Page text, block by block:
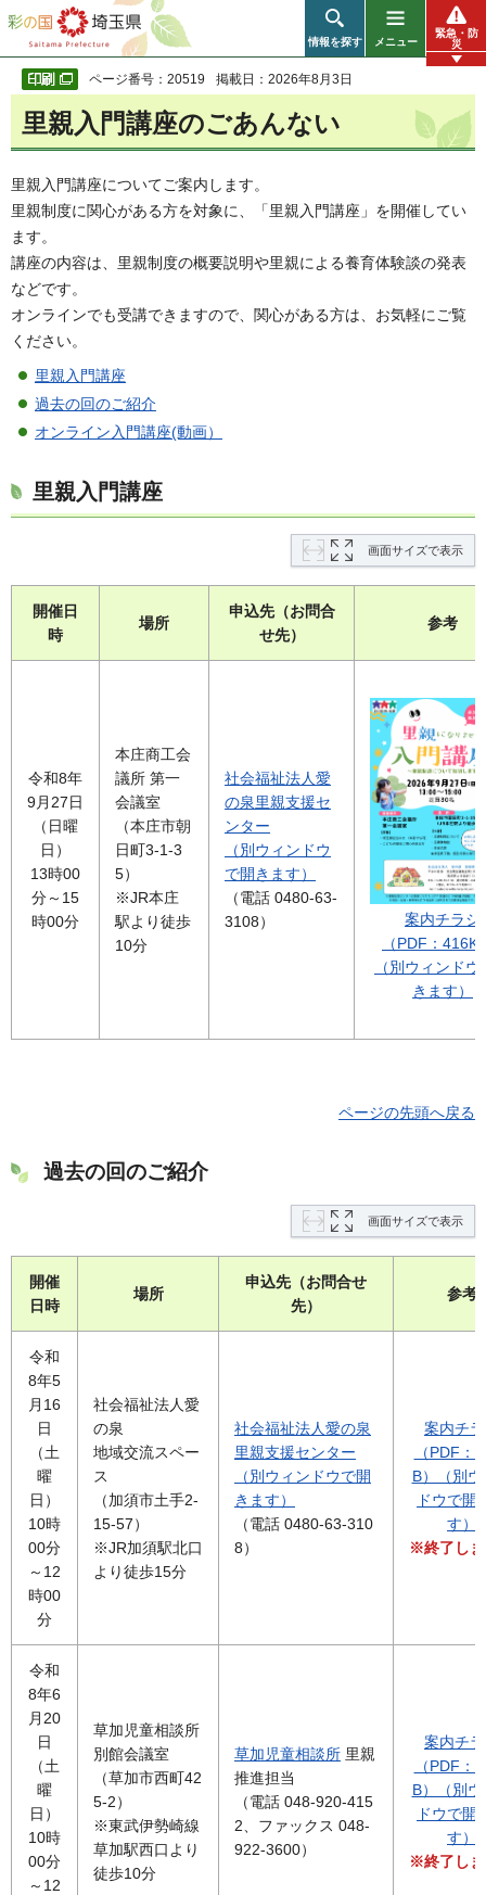
彩の国 埼玉県
情報を探す メニュー
緊急・防
災
ページ番号：20519 掲載日：2026年8月3日
里親入門講座のごあんない
里親入門講座についてご案内します。
里親制度に関心がある方を対象に、「里親入門講座」を開催してい
ます。
講座の内容は、里親制度の概要説明や里親による養育体験談の発表
などです。
オンラインでも受講できますので、関心がある方は、お気軽にご覧
ください。
里親入門講座
過去の回のご紹介
オンライン入門講座(動画）
里親入門講座
画面サイズで表示
開催日
時
場所
申込先（お問合
せ先）
参考
令和8年
9月27日
（日曜
日）
13時00
分～15
時00分
本庄商工会
議所 第一
会議室
（本庄市朝
日町3-1-3
5）
※JR本庄
駅より徒歩
10分
社会福祉法人愛
の泉里親支援セ
ンター
（別ウィンドウ
で開きます）
（電話 0480-63-
3108）
案内チラシ
（PDF：
（別ウィンドウ
きます）
ページの先頭へ戻る
過去の回のご紹介
画面サイズで表示
開催
日時
場所
申込先（お問合せ
先）
参考
令和
8年5
月16
日
（土
曜
日）
10時
00分
～12
時00
分
社会福祉法人愛
の泉
地域交流スペー
ス
（加須市土手2-
15-57）
※JR加須駅北口
より徒歩15分
社会福祉法人愛の泉
里親支援センター
（別ウィンドウで開
きます）
（電話 0480-63-310
8）
案内チ
（PDF：
B）（別ウ
ドウで開
す）
※終了し
令和
8年6
月20
日
（土
曜
日）
10時
00分
～12
草加児童相談所
別館会議室
（草加市西町42
5-2）
※東武伊勢崎線
草加駅西口より
徒歩10分
草加児童相談所 里親
推進担当
（電話 048-920-415
2、ファックス 048-
922-3600）
案内チ
（PDF：
B）（別ウ
ドウで開
す）
※終了し